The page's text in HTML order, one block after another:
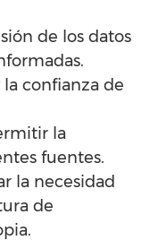
de los datos
confianza de
la
fuentes.
la necesidad
de